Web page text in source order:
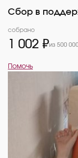
Сбор в
собрано
1 002 ₽из 500
Помочь